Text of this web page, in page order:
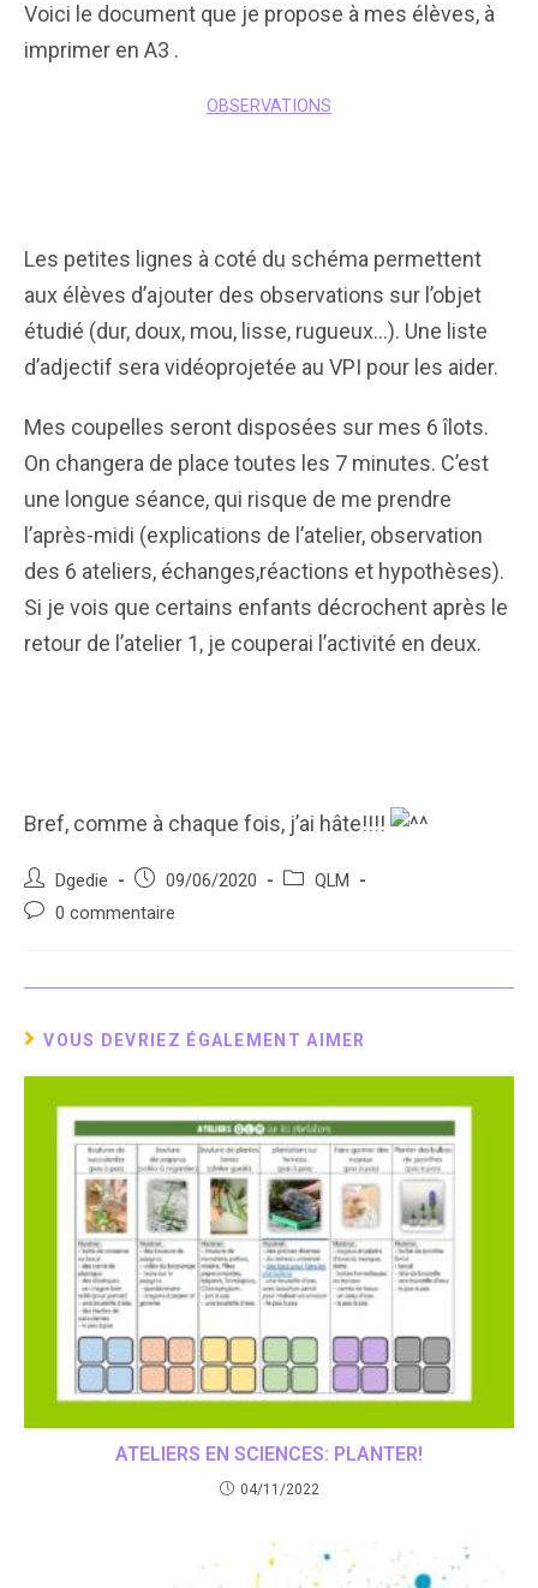
Voici le document que je propose à mes élèves, à
imprimer en A3 .
OBSERVATIONS
Les petites lignes à coté du schéma permettent
aux élèves d’ajouter des observations sur l’objet
étudié (dur, doux, mou, lisse, rugueux…). Une liste
d’adjectif sera vidéoprojetée au VPI pour les aider.
Mes coupelles seront disposées sur mes 6 îlots.
On changera de place toutes les 7 minutes. C’est
une longue séance, qui risque de me prendre
l’après-midi (explications de l’atelier, observation
des 6 ateliers, échanges,réactions et hypothèses).
Si je vois que certains enfants décrochent après le
retour de l’atelier 1, je couperai l’activité en deux.
Bref, comme à chaque fois, j’ai hâte!!!!
Auteur/autrice
de
Dgedie
Post
published:
09/06/2020
PostQLM
Post0 commentaire
VOUS DEVRIEZ ÉGALEMENT AIMER
ATELIERS EN SCIENCES: PLANTER!
04/11/2022